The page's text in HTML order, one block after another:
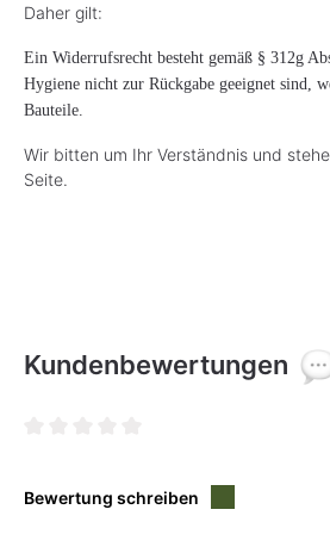
Daher gilt:
Ein Widerrufsrecht besteht gemäß § 312g
Hygiene nicht zur Rückgabe geeignet sind,
Bauteile.
Wir bitten um Ihr Verständnis und
Seite.
Kundenbewertungen
Bewertung schreiben